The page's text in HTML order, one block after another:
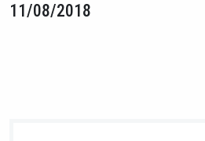
11/08/2018